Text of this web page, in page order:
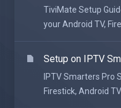
TiviMate Setup
your Android TV,
Setup on IPTV
IPTV Smarters Pro
Firestick, Android